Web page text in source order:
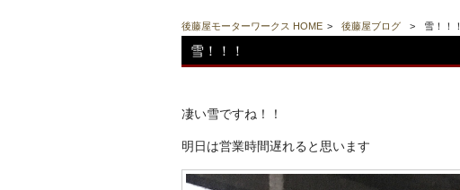
後藤屋モーターワークス HOME > 後藤屋ブログ > 雪！！！
雪！！！
凄い雪ですね！！
明日は営業時間遅れると思います